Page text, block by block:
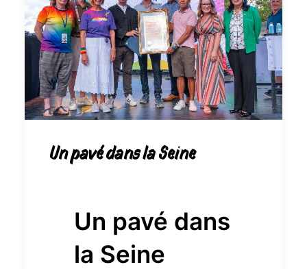
Un pavé dans la Seine
Un pavé dans
la Seine